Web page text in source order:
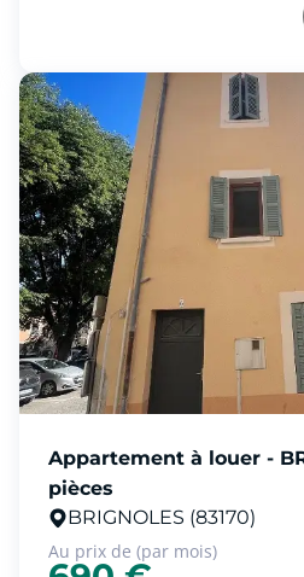
720  de loyer + 60 de charges (internet
par mois.
Si ce logement vous intéresse, déposez
sur notre plateforme, ainsi, nous
celui-ci complété.
Les informations sur les risques
disponibles sur le site Géorisques :
Appartement à louer -
pièces
BRIGNOLES (83170)
Au prix de (par mois)